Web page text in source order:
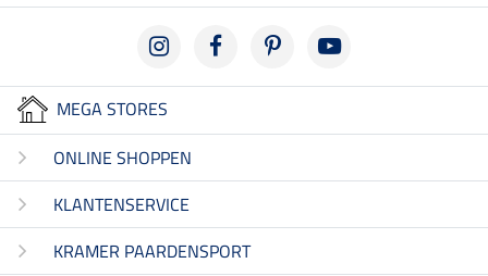
MEGA STORES
ONLINE SHOPPEN
KLANTENSERVICE
KRAMER PAARDENSPORT